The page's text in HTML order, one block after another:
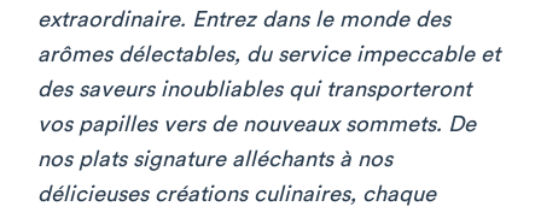
extraordinaire. Entrez dans le monde des
arômes délectables, du service impeccable et
des saveurs inoubliables qui transporteront
vos papilles vers de nouveaux sommets. De
nos plats signature alléchants à nos
délicieuses créations culinaires, chaque